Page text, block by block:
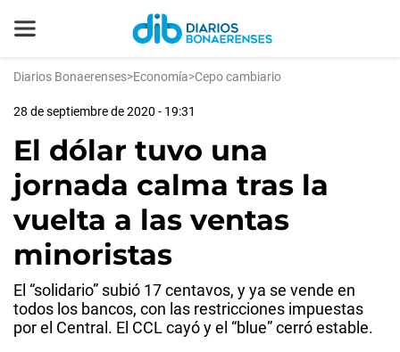
Diarios Bonaerenses>Economía>Cepo cambiario
28 de septiembre de 2020 - 19:31
El dólar tuvo una
jornada calma tras la
vuelta a las ventas
minoristas
El “solidario” subió 17 centavos, y ya se vende en
todos los bancos, con las restricciones impuestas
por el Central. El CCL cayó y el “blue” cerró estable.